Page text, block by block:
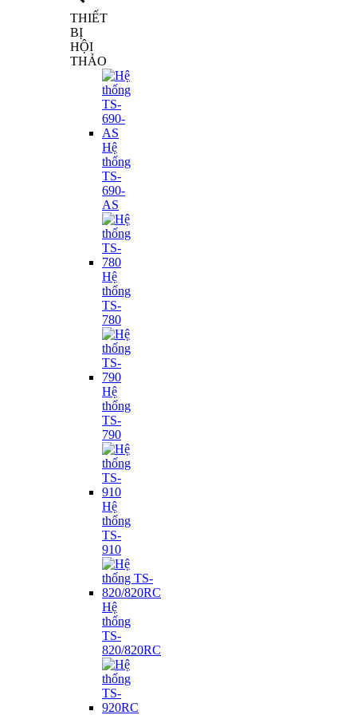
THIẾT
BỊ
HỘI
THẢO
Hệ
thống
TS-
690-
AS
Hệ
thống
TS-
780
Hệ
thống
TS-
790
Hệ
thống
TS-
910
Hệ
thống
TS-
820/820RC